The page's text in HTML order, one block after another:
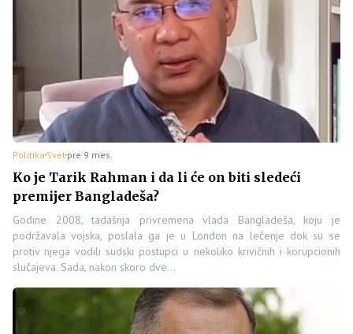
Politika Svet pre 9 mes.
Ko je Tarik Rahman i da li će on biti sledeći
premijer Bangladeša?
Godine 2008, tadašnja privremena vlada Bangladeša, koju je
podržavala vojska, poslala ga je u London na lečenje dok su se
protiv njega vodili sudski postupci u nekoliko krivičnih i korupcionih
slučajeva. Sada, nakon skoro dve…